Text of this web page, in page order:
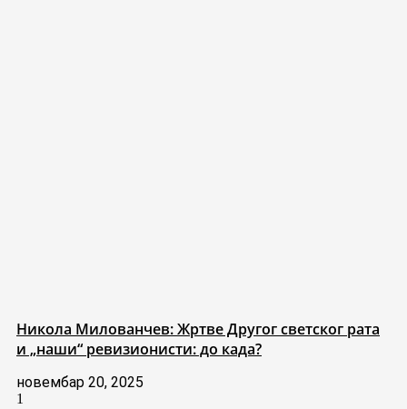
Никола Милованчев: Жртве Другог светског рата
и „наши“ ревизионисти: до када?
новембар 20, 2025